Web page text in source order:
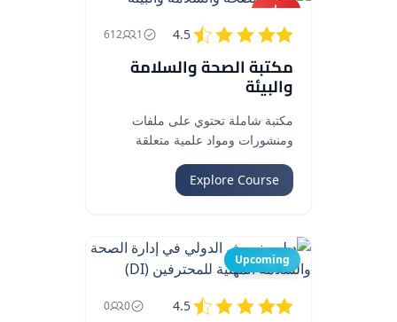
مجاني
4.5
1
612
مكتبة الصحة والسلامة
والبيئة
مكتبة شاملة تحتوي على ملفات
ومنشورات ومواد علمية متعلقة
Explore Course
Upcoming
4.5
0
0